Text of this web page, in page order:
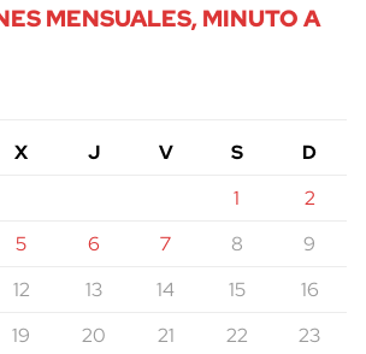
MENSUALES, MINUTO A
X J V S
D
1
2
5 6 7 8
9
12 13 14 15
16
19 20 21 22
23